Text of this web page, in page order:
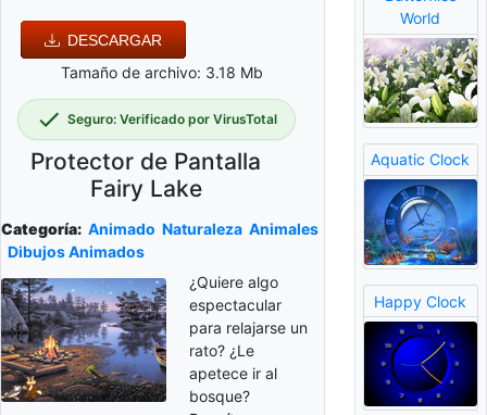
DESCARGAR
Tamaño de archivo: 3.18 Mb
Seguro: Verificado por VirusTotal
Protector de Pantalla
Fairy Lake
Categoría: Animado Naturaleza Animales
Dibujos Animados
¿Quiere algo
espectacular
para relajarse un
rato? ¿Le
apetece ir al
bosque?
World
Aquatic Clock
Happy Clock